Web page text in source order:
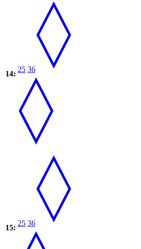
14:
25 36
15:
25 36